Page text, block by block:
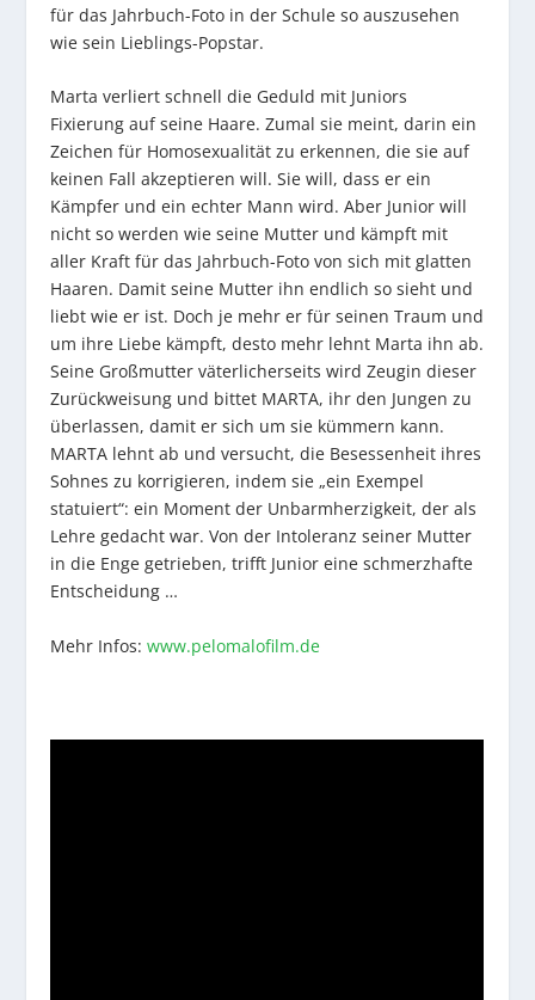
für das Jahrbuch-Foto in der Schule so auszusehen
wie sein Lieblings-Popstar.
Marta verliert schnell die Geduld mit Juniors
Fixierung auf seine Haare. Zumal sie meint, darin ein
Zeichen für Homosexualität zu erkennen, die sie auf
keinen Fall akzeptieren will. Sie will, dass er ein
Kämpfer und ein echter Mann wird. Aber Junior will
nicht so werden wie seine Mutter und kämpft mit
aller Kraft für das Jahrbuch-Foto von sich mit glatten
Haaren. Damit seine Mutter ihn endlich so sieht und
liebt wie er ist. Doch je mehr er für seinen Traum und
um ihre Liebe kämpft, desto mehr lehnt Marta ihn ab.
Seine Großmutter väterlicherseits wird Zeugin dieser
Zurückweisung und bittet MARTA, ihr den Jungen zu
überlassen, damit er sich um sie kümmern kann.
MARTA lehnt ab und versucht, die Besessenheit ihres
Sohnes zu korrigieren, indem sie „ein Exempel
statuiert“: ein Moment der Unbarmherzigkeit, der als
Lehre gedacht war. Von der Intoleranz seiner Mutter
in die Enge getrieben, trifft Junior eine schmerzhafte
Entscheidung …
Mehr Infos:www.pelomalofilm.de